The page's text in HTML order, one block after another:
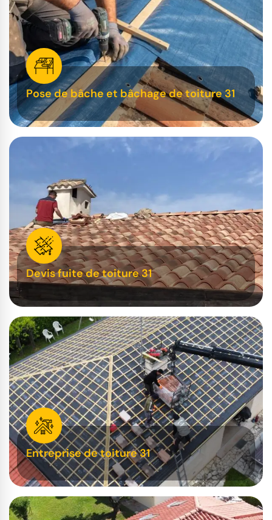
Pose de bâche et bâchage de toiture 31
Devis fuite de toiture 31
Entreprise de toiture 31